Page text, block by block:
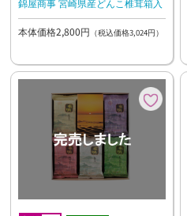
錦屋商事 宮崎県産どんこ椎茸箱入
本体価格2,800円 （税込価格3,024円）